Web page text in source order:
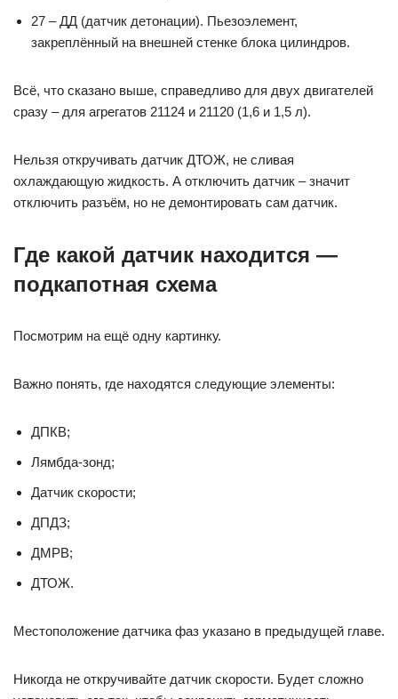
27 – ДД (датчик детонации). Пьезоэлемент,
закреплённый на внешней стенке блока цилиндров.
Всё, что сказано выше, справедливо для двух двигателей
сразу – для агрегатов 21124 и 21120 (1,6 и 1,5 л).
Нельзя откручивать датчик ДТОЖ, не сливая
охлаждающую жидкость. А отключить датчик – значит
отключить разъём, но не демонтировать сам датчик.
Где какой датчик находится —
подкапотная схема
Посмотрим на ещё одну картинку.
Важно понять, где находятся следующие элементы:
ДПКВ;
Лямбда-зонд;
Датчик скорости;
ДПДЗ;
ДМРВ;
ДТОЖ.
Местоположение датчика фаз указано в предыдущей главе.
Никогда не откручивайте датчик скорости. Будет сложно